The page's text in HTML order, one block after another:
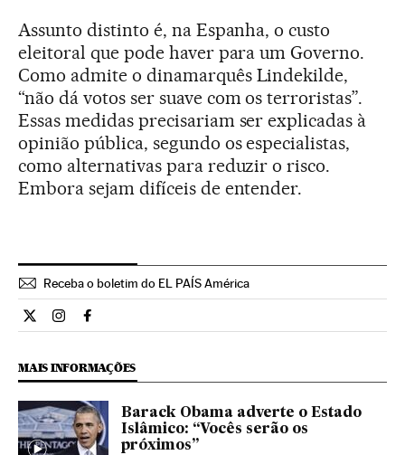
Assunto distinto é, na Espanha, o custo
eleitoral que pode haver para um Governo.
Como admite o dinamarquês Lindekilde,
“não dá votos ser suave com os terroristas”.
Essas medidas precisariam ser explicadas à
opinião pública, segundo os especialistas,
como alternativas para reduzir o risco.
Embora sejam difíceis de entender.
Receba o boletim do EL PAÍS América
Internacional El País Brasil en Twitter
Internacional El País Brasil en Instagram
Internacional El País Brasil en Facebook
MAIS INFORMAÇÕES
Barack Obama adverte o Estado
Islâmico: “Vocês serão os
próximos”